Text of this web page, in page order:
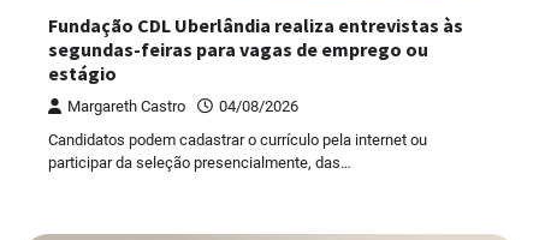
Fundação CDL Uberlândia realiza entrevistas às
segundas-feiras para vagas de emprego ou
estágio
Margareth Castro
04/08/2026
Candidatos podem cadastrar o currículo pela internet ou
participar da seleção presencialmente, das…